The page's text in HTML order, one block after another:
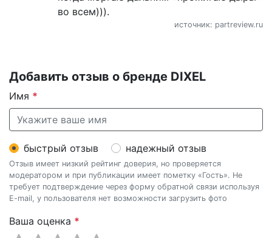
во всем))).
источник: partreview.ru
Добавить отзыв о бренде DIXEL
Имя *
быстрый отзыв надежный отзыв
Отзыв имеет низкий рейтинг доверия, но проверяется
модератором и при публикации имеет пометку «Гость». Не
требует подтверждение через форму обратной связи используя
E-mail, у пользователя нет возможности загрузить фото
Ваша оценка *